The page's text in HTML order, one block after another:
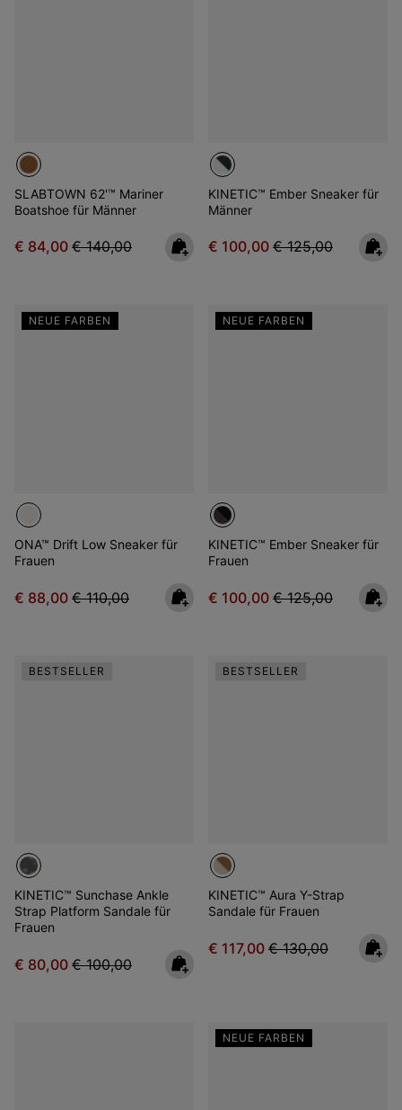
SLABTOWN 62'™ Mariner
Boatshoe für Männer
Sale price:
€ 84,00 Regular price:
€ 140,00
KINETIC™ Ember Sneaker für
Männer
Sale price:
€ 100,00 Regular price:
€ 125,00
NEUE FARBEN
ONA™ Drift Low Sneaker für
Frauen
Sale price:
€ 88,00 Regular price:
€ 110,00
NEUE FARBEN
KINETIC™ Ember Sneaker für
Frauen
Sale price:
€ 100,00 Regular price:
€ 125,00
BESTSELLER
KINETIC™ Sunchase Ankle
Strap Platform Sandale für
Frauen
Sale price:
€ 80,00 Regular price:
€ 100,00
BESTSELLER
KINETIC™ Aura Y-Strap
Sandale für Frauen
Sale price:
€ 117,00 Regular price:
€ 130,00
NEUE FARBEN